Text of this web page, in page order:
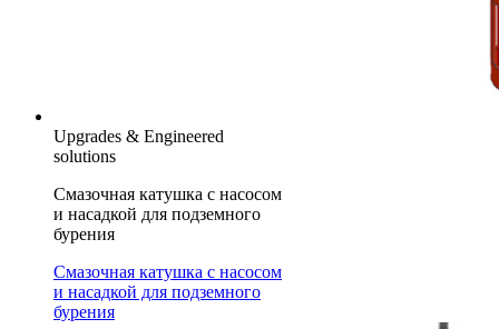
Upgrades & Engineered
solutions
Смазочная катушка с насосом
и насадкой для подземного
бурения
Смазочная катушка с насосом
и насадкой для подземного
бурения